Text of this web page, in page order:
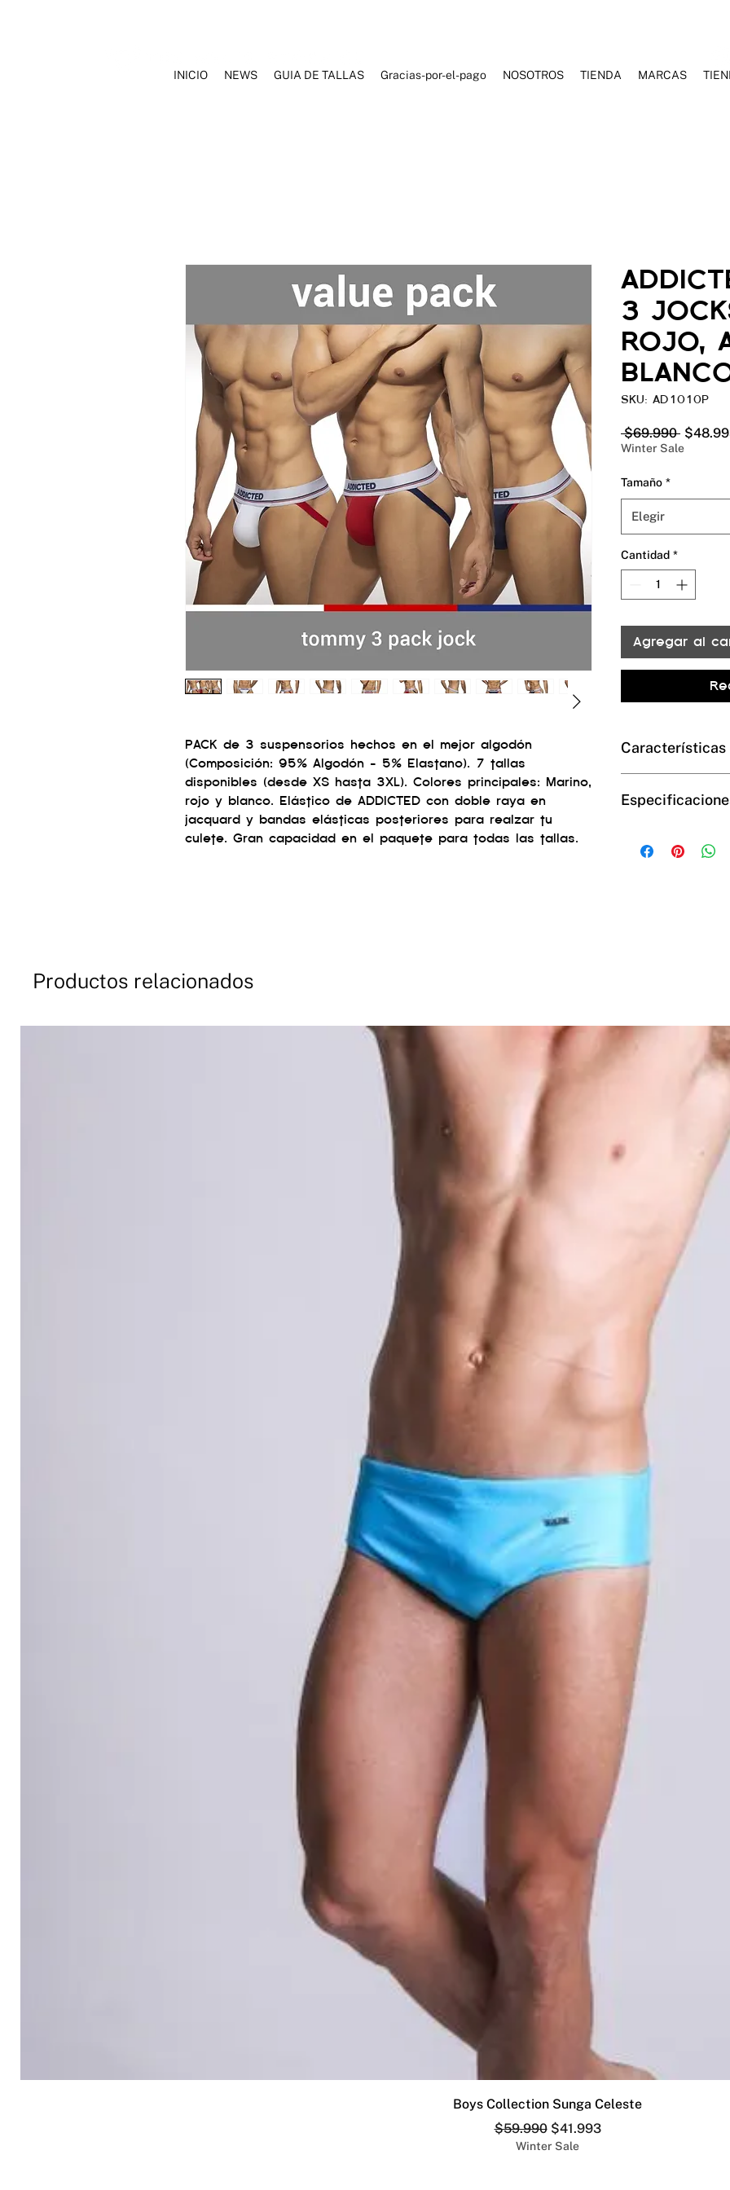
PACK de 3 suspensorios hechos en el mejor algodón
(Composición: 95% Algodón - 5% Elastano). 7 tallas
disponibles (desde XS hasta 3XL). Colores principales: Marino,
rojo y blanco. Elástico de ADDICTED con doble raya en
jacquard y bandas elásticas posteriores para realzar tu
culete. Gran capacidad en el paquete para todas las tallas.
3
ROJO,
SKU: AD1010P
$69.990 Precio
Winter Sale
Tamaño *
Elegir
Cantidad *
Agregar al
Características
Colores
capacidad en el
Productos relacionados
Vista rápida
Boys Collection Sunga Celeste
Precio
$59.990 Precio de oferta
$41.993
Winter Sale
INICIO NEWS GUIA DE TALLAS Gracias-por-el-pago NOSOTROS TIENDA MARCAS